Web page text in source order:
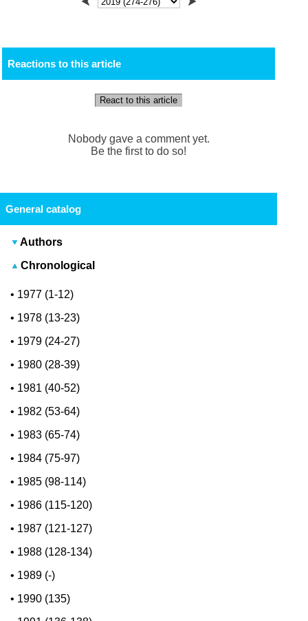
Reactions to this article
React to this article
Nobody gave a comment yet.
Be the first to do so!
General catalog
Authors
Chronological
• 1977 (1-12)
• 1978 (13-23)
• 1979 (24-27)
• 1980 (28-39)
• 1981 (40-52)
• 1982 (53-64)
• 1983 (65-74)
• 1984 (75-97)
• 1985 (98-114)
• 1986 (115-120)
• 1987 (121-127)
• 1988 (128-134)
• 1989 (-)
• 1990 (135)